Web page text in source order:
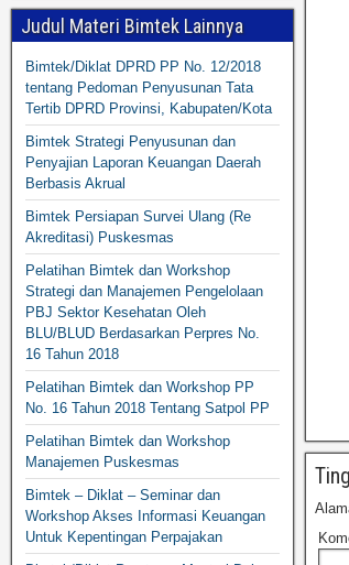
Judul Materi Bimtek Lainnya
Bimtek/Diklat DPRD PP No. 12/2018
tentang Pedoman Penyusunan Tata
Tertib DPRD Provinsi, Kabupaten/Kota
Bimtek Strategi Penyusunan dan
Penyajian Laporan Keuangan Daerah
Berbasis Akrual
Bimtek Persiapan Survei Ulang (Re
Akreditasi) Puskesmas
Pelatihan Bimtek dan Workshop
Strategi dan Manajemen Pengelolaan
PBJ Sektor Kesehatan Oleh
BLU/BLUD Berdasarkan Perpres No.
16 Tahun 2018
Pelatihan Bimtek dan Workshop PP
No. 16 Tahun 2018 Tentang Satpol PP
Pelatihan Bimtek dan Workshop
Manajemen Puskesmas
Bimtek – Diklat – Seminar dan
Workshop Akses Informasi Keuangan
Untuk Kepentingan Perpajakan